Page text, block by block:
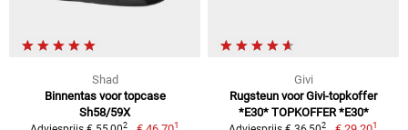
Shad
Binnentas voor topcase
Sh58/59X
2 1
Givi
Rugsteun voor Givi-topkoffer
*E30* TOPKOFFER *E30*
2 1